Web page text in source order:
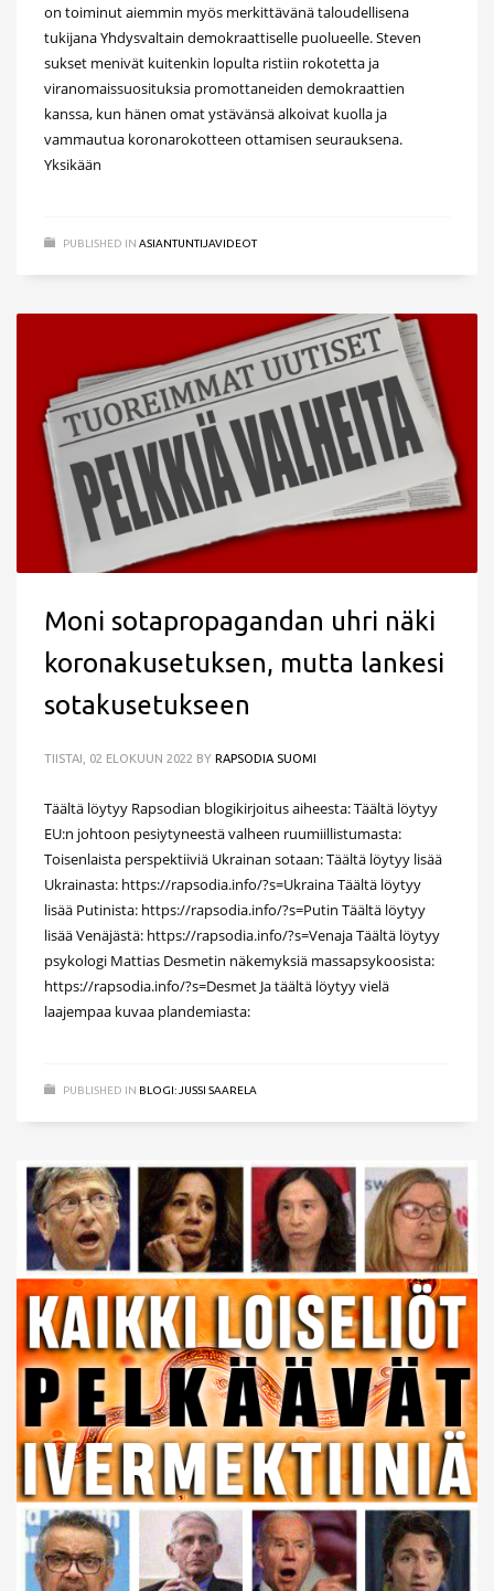
on toiminut aiemmin myös merkittävänä taloudellisena
tukijana Yhdysvaltain demokraattiselle puolueelle. Steven
sukset menivät kuitenkin lopulta ristiin rokotetta ja
viranomaissuosituksia promottaneiden demokraattien
kanssa, kun hänen omat ystävänsä alkoivat kuolla ja
vammautua koronarokotteen ottamisen seurauksena.
Yksikään
PUBLISHED IN ASIANTUNTIJAVIDEOT
Moni sotapropagandan uhri näki
koronakusetuksen, mutta lankesi
sotakusetukseen
TIISTAI, 02 ELOKUUN 2022 BY RAPSODIA SUOMI
Täältä löytyy Rapsodian blogikirjoitus aiheesta: Täältä löytyy
EU:n johtoon pesiytyneestä valheen ruumiillistumasta:
Toisenlaista perspektiiviä Ukrainan sotaan: Täältä löytyy lisää
Ukrainasta: https://rapsodia.info/?s=Ukraina Täältä löytyy
lisää Putinista: https://rapsodia.info/?s=Putin Täältä löytyy
lisää Venäjästä: https://rapsodia.info/?s=Venaja Täältä löytyy
psykologi Mattias Desmetin näkemyksiä massapsykoosista:
https://rapsodia.info/?s=Desmet Ja täältä löytyy vielä
laajempaa kuvaa plandemiasta:
PUBLISHED IN BLOGI: JUSSI SAARELA